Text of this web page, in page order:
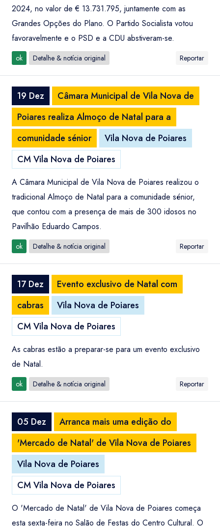
2024, no valor de € 13.731.795, juntamente com as
Grandes Opções do Plano. O Partido Socialista votou
favoravelmente e o PSD e a CDU abstiveram-se.
ok Detalhe & notícia original Reportar
19 Dez
Câmara Municipal de Vila Nova de
Poiares realiza Almoço de Natal para a
comunidade sénior
Vila Nova de Poiares
CM Vila Nova de Poiares
A Câmara Municipal de Vila Nova de Poiares realizou o
tradicional Almoço de Natal para a comunidade sénior,
que contou com a presença de mais de 300 idosos no
Pavilhão Eduardo Campos.
ok Detalhe & notícia original Reportar
17 Dez
Evento exclusivo de Natal com
cabras
Vila Nova de Poiares
CM Vila Nova de Poiares
As cabras estão a preparar-se para um evento exclusivo
de Natal.
ok Detalhe & notícia original Reportar
05 Dez
Arranca mais uma edição do
'Mercado de Natal' de Vila Nova de Poiares
Vila Nova de Poiares
CM Vila Nova de Poiares
O 'Mercado de Natal' de Vila Nova de Poiares começa
esta sexta-feira no Salão de Festas do Centro Cultural. O